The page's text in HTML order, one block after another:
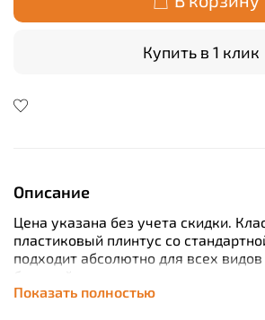
Купить в 1 клик
Описание
Цена указана без учета скидки.
пластиковый плинтус со
подходит абсолютно для всех
большой ассортимент цветов
точно подобрать материал под
Показать полностью